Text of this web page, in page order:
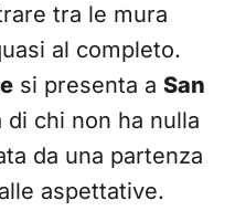
tra le mura
al completo.
si presenta a San
chi non ha nulla
da una partenza
aspettative.